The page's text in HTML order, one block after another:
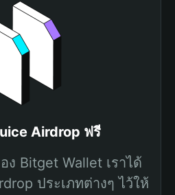
Airdrop ฟรี
Bitget Wallet เราได้
ประเภทต่างๆ ไว้ให้